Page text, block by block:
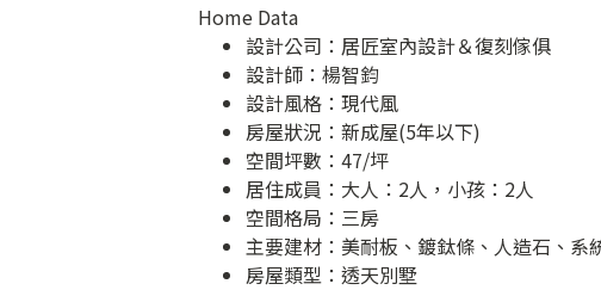
Home Data
設計公司： 居匠室內設計＆復刻傢俱
設計師：楊智鈞
設計風格：現代風
房屋狀況：新成屋(5年以下)
空間坪數：47/坪
居住成員：大人：2人，小孩：2人
空間格局：三房
主要建材：美耐板、鍍鈦條、人造石、系
房屋類型：透天別墅